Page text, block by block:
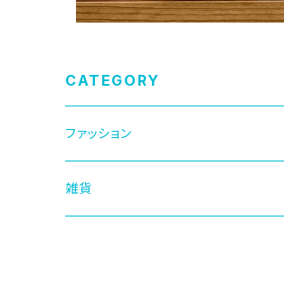
CATEGORY
ファッション
キャップ
雑貨